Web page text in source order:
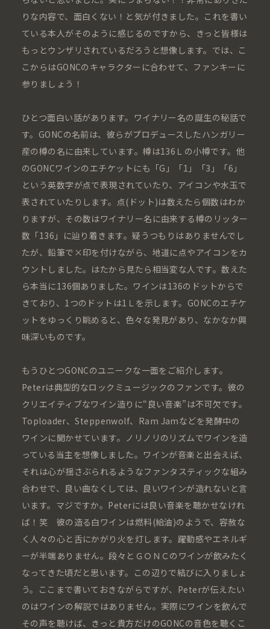
りな内容で、面白くない！と気が付きました。これを書い
ている本人がそのように感じるのですから、きっと皆様は
もっとウンザリされているだろうと想像します。では、こ
こからはGONCのキャラクターに合わせて、ファンキーに
参りましょう！
ひとつ面白い話があります。ワイナリー名の誕生の秘話で
す。GONCの名前は、彼らがプロデュースしたハンガリー
産の樽の名に由来しています。樽は136Ｌの小樽です。他
のGONCワインのエチケットにも「G」「1」「3」「6」
という英数字が点で表現されていたり、アイコンや水玉で
表されていたりします。点(ドット)は数えたら個数はわか
りますが、その数はワイナリー名に由来する樽のリッター
数「136」に辿り着きます。疑うつもりはありませんでし
たが、鉛筆で×印を付けながら、地道に点やアイコンをカ
ウントしました。はたから見たら相当変な人です。数えた
ら本当に136個ありました。ワインは136のドットからで
きており、1つのドットは1Ｌを示します。GONCのエチケ
ットをゆっくり眺めると、色々な発見があり、なかなか興
味深いものです。
もうひとつGONCのユニークな一面をご紹介します。
Peterは典型的なロックミュージックのファンです。彼の
クリエイティブなワイン造りに“良い音楽”は不可欠です。
Toploader、Steppenwolf、Ram Jamなどを発酵中の
ワインに聞かせています。ノリノリのリズムでワインを造
っている当主を想像しました。ワインが音楽と出会えば、
それは心が揺さぶられるようなファンタスティックな組み
合わせで、良い曲なくしては、良いワインが造れないと言
います。マジですか。Peterには良い音楽を聴かせなけれ
ば！笑 彼の造る白ワインは燃料(給油)のようで、容赦な
く人々の心と舌にかがり火を灯します。躍動感やエネルギ
ーが半端ありません。段々とＧＯＮＣのワインが飲みたく
なってきた頃だと思います。この辺りで結びに入りましょ
う。ここまで書いておきながらですが、Peterが伝えたい
のはワインの解説ではありません。実際にワインを飲んで
その声を聴けば、きっと貴方だけのGONCの音色を聴くこ